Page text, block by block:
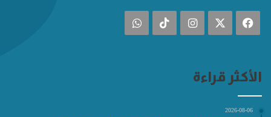
فيسبوك انستقرام ‫TikTokواتساب
الأكثر قراءة
2026-08-06